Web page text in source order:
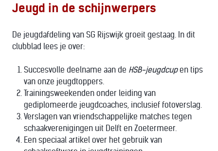
Jeugd in de schijnwerpers
De jeugdafdeling van SG Rijswijk groeit gestaag. In dit
clubblad lees je over:
Succesvolle deelname aan de HSB-jeugdcupen tips
van onze jeugdtoppers.
Trainingsweekenden onder leiding van
gediplomeerde jeugdcoaches, inclusief fotoverslag.
Verslagen van vriendschappelijke matches tegen
schaakverenigingen uit Delft en Zoetermeer.
Een speciaal artikel over het gebruik van